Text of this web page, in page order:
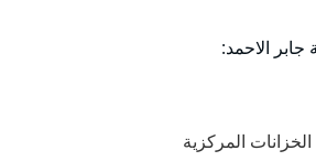
الاحمد:
المركزية